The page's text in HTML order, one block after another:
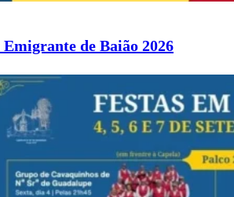
Emigrante de Baião 2026